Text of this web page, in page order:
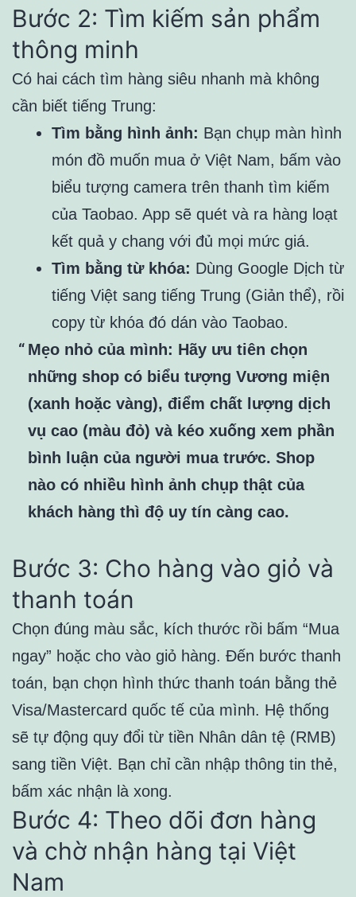
Bước 2: Tìm kiếm sản phẩm
thông minh
Có hai cách tìm hàng siêu nhanh mà không
cần biết tiếng Trung:
Tìm bằng hình ảnh: Bạn chụp màn hình
món đồ muốn mua ở Việt Nam, bấm vào
biểu tượng camera trên thanh tìm kiếm
của Taobao. App sẽ quét và ra hàng loạt
kết quả y chang với đủ mọi mức giá.
Tìm bằng từ khóa: Dùng Google Dịch từ
tiếng Việt sang tiếng Trung (Giản thể), rồi
copy từ khóa đó dán vào Taobao.
Mẹo nhỏ của mình: Hãy ưu tiên chọn
những shop có biểu tượng Vương miện
(xanh hoặc vàng), điểm chất lượng dịch
vụ cao (màu đỏ) và kéo xuống xem phần
bình luận của người mua trước. Shop
nào có nhiều hình ảnh chụp thật của
khách hàng thì độ uy tín càng cao.
Bước 3: Cho hàng vào giỏ và
thanh toán
Chọn đúng màu sắc, kích thước rồi bấm “Mua
ngay” hoặc cho vào giỏ hàng. Đến bước thanh
toán, bạn chọn hình thức thanh toán bằng thẻ
Visa/Mastercard quốc tế của mình. Hệ thống
sẽ tự động quy đổi từ tiền Nhân dân tệ (RMB)
sang tiền Việt. Bạn chỉ cần nhập thông tin thẻ,
bấm xác nhận là xong.
Bước 4: Theo dõi đơn hàng
và chờ nhận hàng tại Việt
Nam